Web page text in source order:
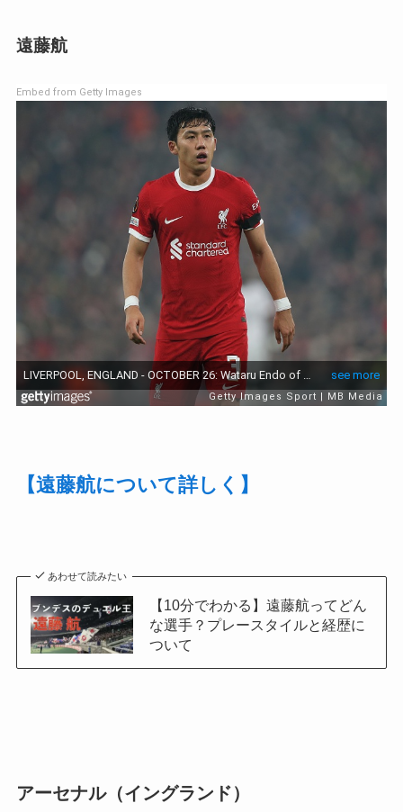
遠藤航
Embed from Getty Images
【遠藤航について詳しく】
あわせて読みたい
【10分でわかる】遠藤航ってどん
な選手？プレースタイルと経歴に
ついて
アーセナル（イングランド）